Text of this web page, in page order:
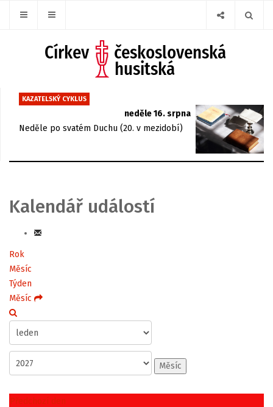
KAZATELSKÝ CYKLUS
neděle 16. srpna
Neděle po svatém Duchu (20. v mezidobí)
Kalendář událostí
Rok
Měsíc
Týden
Měsíc
Měsíc
Předchozí den